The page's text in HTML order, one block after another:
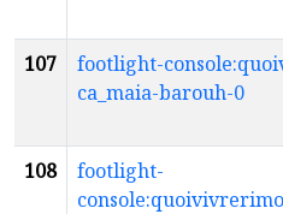
107
footlight-
ca_maia-barouh-0
108
footlight-